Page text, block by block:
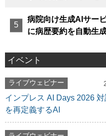
病院向け生成AIサー
に病歴要約を自動生
イベント
ライブウェビナー
インプレス AI Days 2026
を再定義するAI